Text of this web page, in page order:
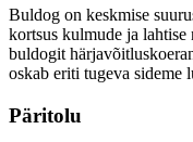
Buldog on keskmise
kortsus kulmude ja
buldogit
oskab eriti tugeva sideme
Päritolu